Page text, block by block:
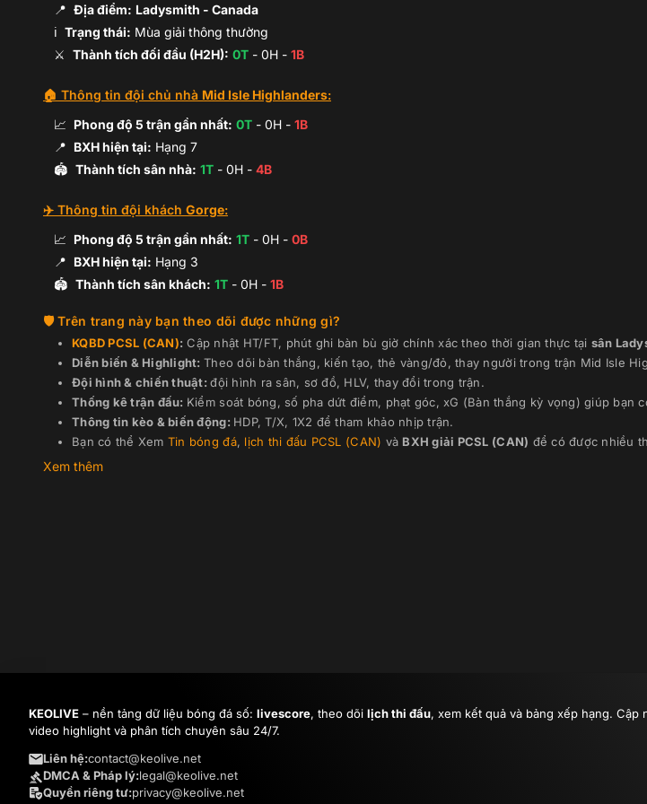
📍 Địa điểm: Ladysmith - Canada
ℹ️ Trạng thái: Mùa giải thông thường
⚔️ Thành tích đối đầu (H2H): 0T - 0H - 1B
🏠 Thông tin đội chủ nhà Mid Isle Highlanders:
📈 Phong độ 5 trận gần nhất: 0T - 0H - 1B
📍 BXH hiện tại: Hạng 7
🏟️ Thành tích sân nhà: 1T - 0H - 4B
✈️ Thông tin đội khách Gorge:
📈 Phong độ 5 trận gần nhất: 1T - 0H - 0B
📍 BXH hiện tại: Hạng 3
🏟️ Thành tích sân khách: 1T - 0H - 1B
Trên trang này bạn theo dõi được những gì?
KQBDPCSL (CAN): Cập nhật HT/FT, phút ghi bàn bù giờ chính xác theo thời gian thực tại sân
Diễn biến & Highlight: Theo dõi bàn thắng, kiến tạo, thẻ vàng/đỏ, thay người trong trận Mid Isle
Đội hình & chiến thuật:đội hình ra sân, sơ đồ, HLV, thay đổi trong trận.
Thống kê trận đấu: Kiểm soát bóng, số pha dứt điểm, phạt góc, xG (Bàn thắng kỳ vọng) giúp bạn
Thông tin kèo & biến động: HDP, T/X, 1X2 để tham khảo nhịp trận.
Bạn có thể Xem Tin bóng đá, lịch thi đấu PCSL (CAN) và BXH giải PCSL (CAN) để có được nhiều
Xem thêm
KEOLIVE – nền tảng dữ liệu bóng đá số: livescore, theo dõi lịch thi đấu, xem kết quả và bảng xếp hạng. Cập
video highlight và phân tích chuyên sâu 24/7.
Liên hệ:contact@keolive.net
DMCA & Pháp lý:legal@keolive.net
Quyền riêng tư:privacy@keolive.net